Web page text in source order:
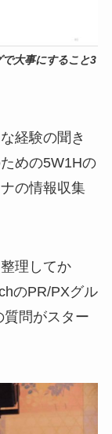
大事にすること3
経験の聞き
めの5W1Hの
の情報収集
理してか
のPR/PXグル
問がスター